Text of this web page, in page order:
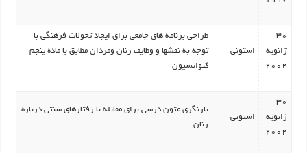
30
ژانویه
2002
استونی
طراحی برنامه های جامعی برای ایجاد تحولات فرهنگی با
توجه به نقشها و وظایف زنان ومردان مطابق با ماده پنجم
کنوانسیون
30
ژانویه
2002
استونی
بازنگری متون درسی برای مقابله با رفتارهای سنتی درباره
زنان